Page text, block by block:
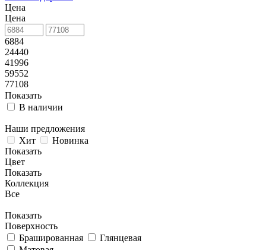
Цена
Цена
6884
24440
41996
59552
77108
Показать
В наличии
Наши предложения
Хит
Новинка
Показать
Цвет
Показать
Коллекция
Все
Показать
Поверхность
Брашированная
Глянцевая